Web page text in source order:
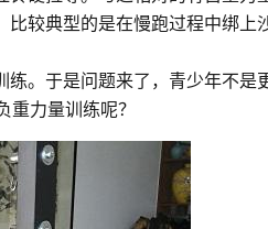
较典型的是在慢跑过程中绑
。于是问题来了，青少年不
力量训练呢？